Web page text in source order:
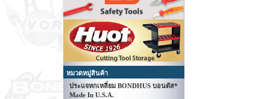
หมวดหมู่สินค้า
ประแจหกเหลี่ยม BONDHUS บอนดัส*
Made In U.S.A.